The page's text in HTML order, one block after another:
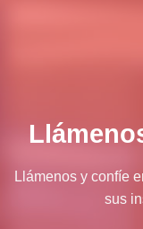
Llámenos y confíe
sus